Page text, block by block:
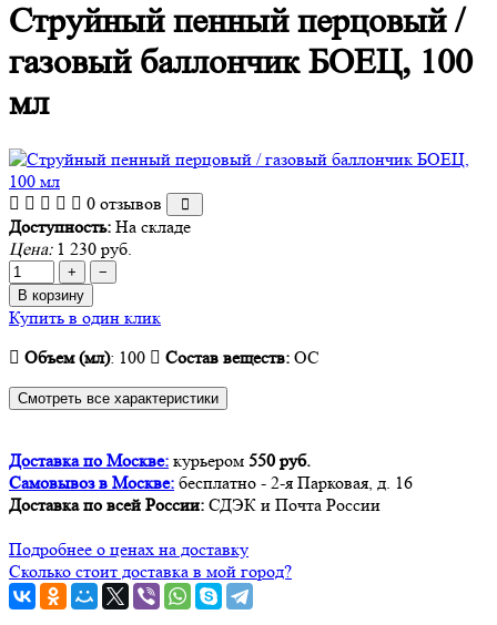
Струйный пенный перцовый /
газовый баллончик БОЕЦ, 100
мл
0 отзывов
Доступность: На складе
Цена: 1 230 руб.
+
−
В корзину
Купить в один клик
Объем (мл): 100 Состав веществ: OC
Смотреть все характеристики
Доставка по Москве: курьером 550 руб.
Самовывоз в Москве: бесплатно - 2-я Парковая, д. 16
Доставка по всей России: СДЭК и Почта России
Подробнее о ценах на доставку
Сколько стоит доставка в мой город?